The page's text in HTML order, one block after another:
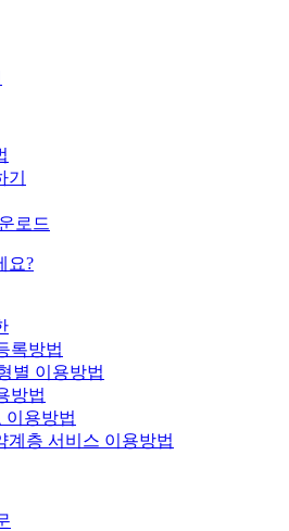
로드
요?
록방법
별 이용방법
방법
이용방법
계층 서비스 이용방법